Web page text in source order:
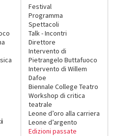
Festival
Programma
Spettacoli
Talk - Incontri
Direttore
Intervento di
Pietrangelo Buttafuoco
Intervento di Willem
Dafoe
Biennale College Teatro
Workshop di critica
teatrale
Leone d’oro alla carriera
Leone d’argento
Edizioni passate